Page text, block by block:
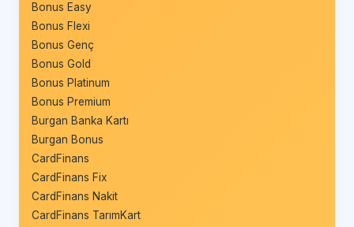
Bonus Easy
Bonus Flexi
Bonus Genç
Bonus Gold
Bonus Platinum
Bonus Premium
Burgan Banka Kartı
Burgan Bonus
CardFinans
CardFinans Fix
CardFinans Nakit
CardFinans TarımKart